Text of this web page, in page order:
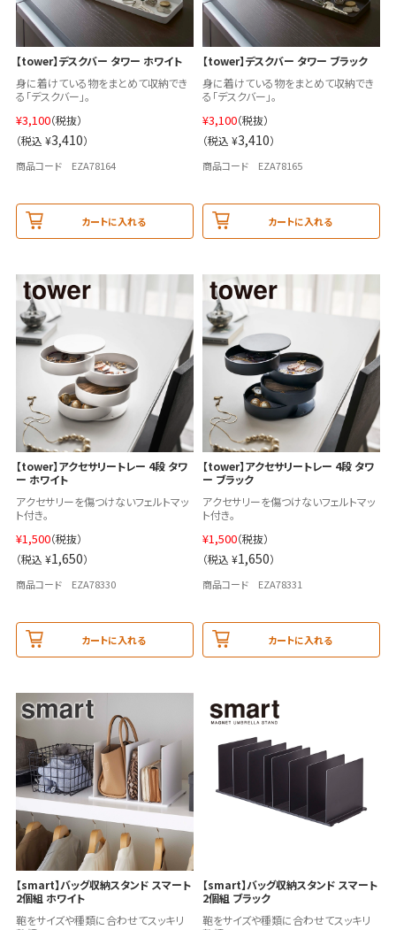
【tower】デスクバー タワー ホワイト
身に着けている物をまとめて収納でき
る「デスクバー」。
¥3,100（税抜）
（税込 ¥3,410）
商品コード EZA78164
カートに入れる
【tower】デスクバー タワー ブラック
身に着けている物をまとめて収納でき
る「デスクバー」。
¥3,100（税抜）
（税込 ¥3,410）
商品コード EZA78165
カートに入れる
【tower】アクセサリートレー 4段 タワ
ー ホワイト
アクセサリーを傷つけないフェルトマッ
ト付き。
¥1,500（税抜）
（税込 ¥1,650）
商品コード EZA78330
カートに入れる
【tower】アクセサリートレー 4段 タワ
ー ブラック
アクセサリーを傷つけないフェルトマッ
ト付き。
¥1,500（税抜）
（税込 ¥1,650）
商品コード EZA78331
カートに入れる
【smart】バッグ収納スタンド スマート
2個組 ホワイト
鞄をサイズや種類に合わせてスッキリ
【smart】バッグ収納スタンド スマート
2個組 ブラック
鞄をサイズや種類に合わせてスッキリ